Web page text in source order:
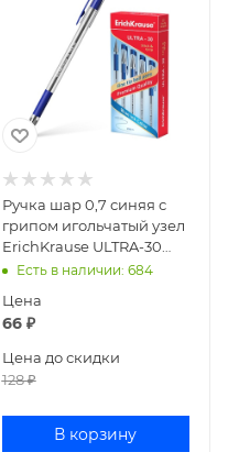
Ручка шар 0,7 синяя с
грипом игольчатый узел
ErichKrause ULTRA-30
19613
Есть в наличии: 684
Цена
66₽
Цена до скидки
128₽
В корзину